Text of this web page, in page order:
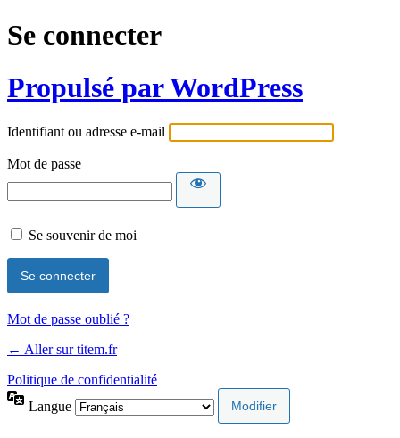
Se connecter
Propulsé par WordPress
Identifiant ou adresse e-mail
Mot de passe
Se souvenir de moi
Mot de passe oublié ?
← Aller sur titem.fr
Politique de confidentialité
Langue